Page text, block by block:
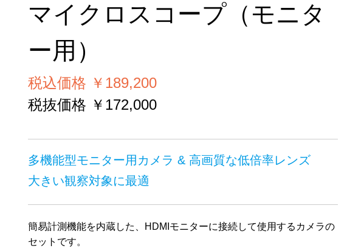
マイクロスコープ（モニタ
ー用）
税込価格 ￥189,200
税抜価格 ￥172,000
多機能型モニター用カメラ & 高画質な低倍率レンズ
大きい観察対象に最適
簡易計測機能を内蔵した、HDMIモニターに接続して使用するカメラの
セットです。